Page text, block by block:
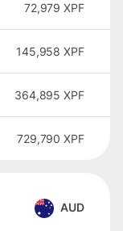
72,979 XPF
145,958 XPF
364,895 XPF
729,790 XPF
AUD